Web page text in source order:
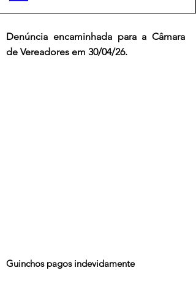
Denúncia encaminhada para a Câmara
de Vereadores em 30/04/26.
Guinchos pagos indevidamente